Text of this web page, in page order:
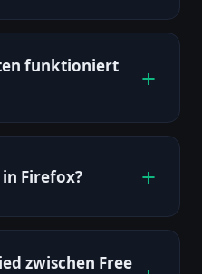
funktioniert
Firefox?
zwischen Free